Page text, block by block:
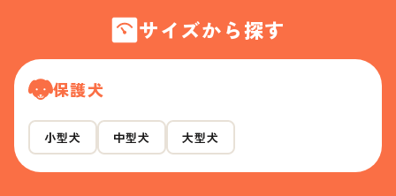
サイズから探す
保護犬
小型犬 中型犬 大型犬